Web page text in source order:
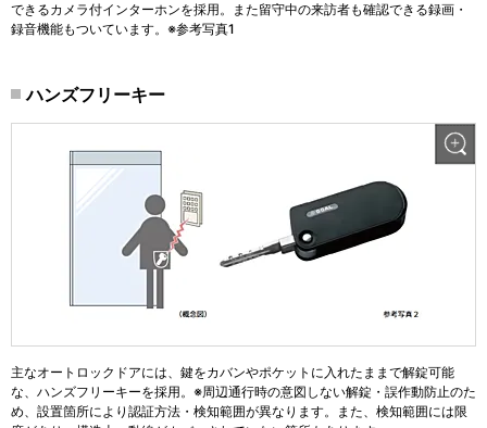
できるカメラ付インターホンを採用。また留守中の来訪者も確認できる録画・
録音機能もついています。※参考写真1
ハンズフリーキー
主なオートロックドアには、鍵をカバンやポケットに入れたままで解錠可能
な、ハンズフリーキーを採用。※周辺通行時の意図しない解錠・誤作動防止のた
め、設置箇所により認証方法・検知範囲が異なります。また、検知範囲には限